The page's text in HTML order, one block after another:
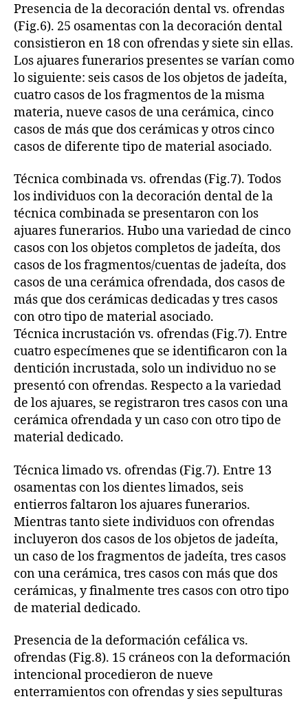
Presencia de la decoración dental vs. ofrendas
(Fig.6). 25 osamentas con la decoración dental
consistieron en 18 con ofrendas y siete sin ellas.
Los ajuares funerarios presentes se varían como
lo siguiente: seis casos de los objetos de jadeíta,
cuatro casos de los fragmentos de la misma
materia, nueve casos de una cerámica, cinco
casos de más que dos cerámicas y otros cinco
casos de diferente tipo de material asociado.
Técnica combinada vs. ofrendas (Fig.7). Todos
los individuos con la decoración dental de la
técnica combinada se presentaron con los
ajuares funerarios. Hubo una variedad de cinco
casos con los objetos completos de jadeíta, dos
casos de los fragmentos/cuentas de jadeíta, dos
casos de una cerámica ofrendada, dos casos de
más que dos cerámicas dedicadas y tres casos
con otro tipo de material asociado.
Técnica incrustación vs. ofrendas (Fig.7). Entre
cuatro especímenes que se identificaron con la
dentición incrustada, solo un individuo no se
presentó con ofrendas. Respecto a la variedad
de los ajuares, se registraron tres casos con una
cerámica ofrendada y un caso con otro tipo de
material dedicado.
Técnica limado vs. ofrendas (Fig.7). Entre 13
osamentas con los dientes limados, seis
entierros faltaron los ajuares funerarios.
Mientras tanto siete individuos con ofrendas
incluyeron dos casos de los objetos de jadeíta,
un caso de los fragmentos de jadeíta, tres casos
con una cerámica, tres casos con más que dos
cerámicas, y finalmente tres casos con otro tipo
de material dedicado.
Presencia de la deformación cefálica vs.
ofrendas (Fig.8). 15 cráneos con la deformación
intencional procedieron de nueve
enterramientos con ofrendas y sies sepulturas